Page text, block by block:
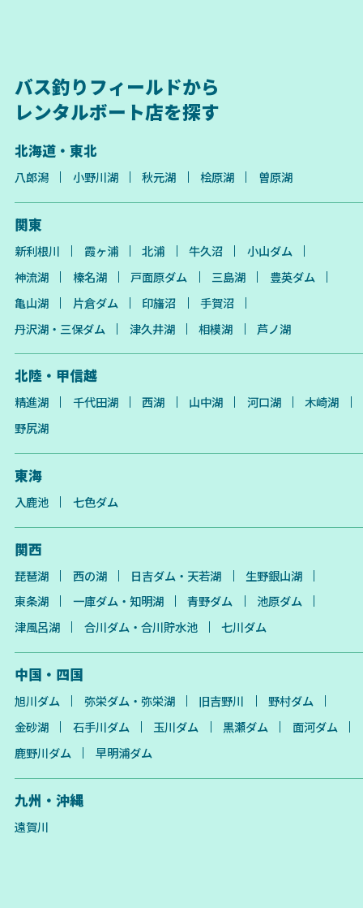
バス釣りフィールドから
レンタルボート店を探す
北海道・東北
八郎潟 小野川湖 秋元湖 桧原湖 曽原湖
関東
新利根川 霞ヶ浦 北浦 牛久沼
小山ダム
神流湖
榛名湖 戸面原ダム 三島湖
豊英ダム
亀山湖
片倉ダム 印旛沼
手賀沼
丹沢湖・三保ダム
津久井湖 相模湖 芦ノ湖
北陸・甲信越
精進湖 千代田湖 西湖 山中湖 河口湖
木崎湖
野尻湖
東海
入鹿池 七色ダム
関西
琵琶湖 西の湖 日吉ダム・天若湖
生野銀山湖
東条湖
一庫ダム・知明湖 青野ダム
池原ダム
津風呂湖
合川ダム・合川貯水池 七川ダム
中国・四国
旭川ダム 弥栄ダム・弥栄湖 旧吉野川
野村ダム
金砂湖
石手川ダム 玉川ダム 黒瀬ダム
面河ダム
鹿野川ダム
早明浦ダム
九州・沖縄
遠賀川